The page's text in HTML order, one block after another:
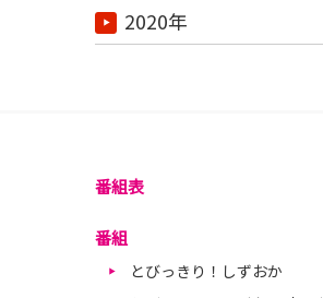
2020年
番組表
番組
とびっきり！しずおか